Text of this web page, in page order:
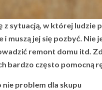
sytuacją, w której ludzie
i muszą jej się pozbyć.
remont domu itd.
bardzo często pomocną
nie problem dla skupu